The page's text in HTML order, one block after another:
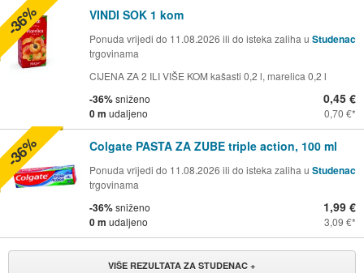
VINDI SOK 1 kom
Ponuda vrijedi do 11.08.2026 ili do isteka zaliha u Studenac
trgovinama
CIJENA ZA 2 ILI VIŠE KOM kašasti 0,2 l, marelica 0,2 l
-36%sniženo
0 m udaljeno
0,45 €
0,70 €
-36%
Colgate PASTA ZA ZUBE triple action, 100 ml
Ponuda vrijedi do 11.08.2026 ili do isteka zaliha u Studenac
trgovinama
-36%sniženo
0 m udaljeno
1,99 €
3,09 €
-36%
VIŠE REZULTATA ZA STUDENAC +